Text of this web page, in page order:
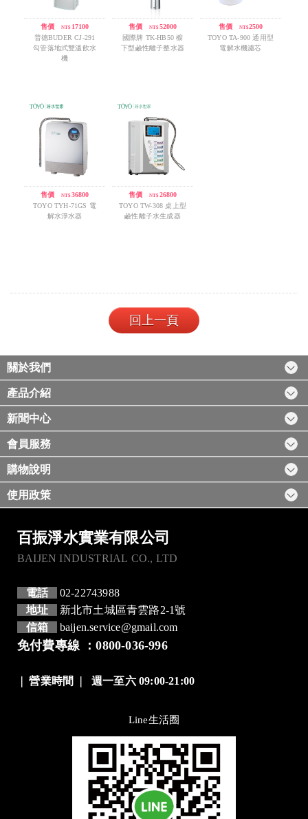
售價 /NT$ 17100
普德BUDER CJ-291
勾管落地式雙溫飲水
機
售價 /NT$52000
國際牌 TK-HB50 櫥
下型鹼性離子整水器
售價/ NT$2500
TOYO TA-900 通用型
電解水機濾芯
售價 /NT$36800
TOYO TYH-71GS 電
解水淨水器
售價 /NT$26800
TOYO TW-308 桌上型
鹼性離子水生成器
回上一頁
關於我們
產品介紹
新聞中心
會員服務
購物說明
使用政策
百振淨水實業有限公司
BAIJEN INDUSTRIAL CO., LTD
電話
02-22743988
地址
新北市土城區青雲路2-1號
信箱
baijen.service@gmail.com
免付費專線 ：0800-036-996
營業時間 ❘週一至六 09:00-21:00
Line生活圈